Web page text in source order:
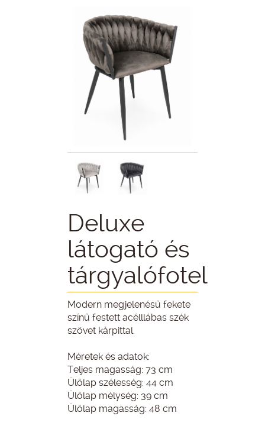
Deluxe
látogató és
tárgyalófotel
Modern megjelenésű fekete
színű festett acélllábas szék
szövet kárpittal.
Méretek és adatok:
Teljes magasság: 73 cm
Ülőlap szélesség: 44 cm
Ülőlap mélység: 39 cm
Ülőlap magasság: 48 cm